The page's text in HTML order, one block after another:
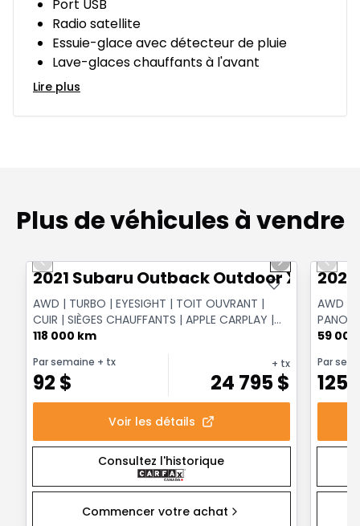
Port USB
Radio satellite
Essuie-glace avec détecteur de pluie
Lave-glaces chauffants à l'avant
Lire plus
Plus de véhicules à vendre
Previous slide Next slide
2021 Subaru Outback Outdoor XT
AWD | TURBO | EYESIGHT | TOIT OUVRANT |
CUIR | SIÈGES CHAUFFANTS | APPLE CARPLAY |
CAMÉRA | HAYON ÉL...
118 000 km
Par semaine + tx
92 $
+ tx
24 795$
Voir les détails
Consultez l'historique
Commencer votre achat
AWD
59
Par
125